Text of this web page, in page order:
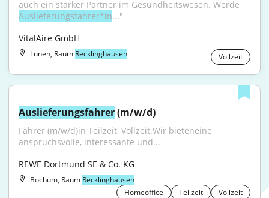
Auslieferungsfahrer*in..."
VitalAire GmbH
Lünen, Raum Recklinghausen Vollzeit
Auslieferungsfahrer (m/w/d)
Fahrer (m/w/d)in Teilzeit, Vollzeit.Wir bieteneine
anspruchsvolle, interessante und...
REWE Dortmund SE & Co. KG
Bochum, Raum Recklinghausen
Homeoffice
Teilzeit
Vollzeit